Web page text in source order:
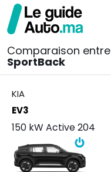
Comparaison entre
SportBack
KIA
EV3
150 kW Active 204